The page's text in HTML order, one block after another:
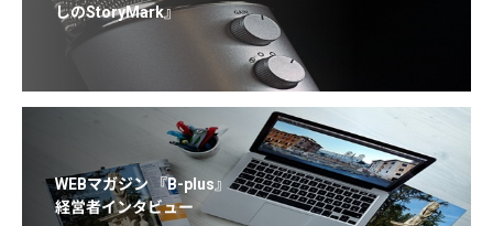
しのStoryMark』
WEBマガジン 『B-plus』
経営者インタビュー